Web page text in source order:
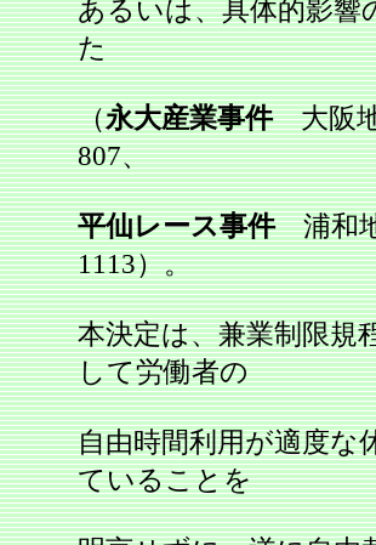
あるいは、具体的影響
た
（永大産業事件大阪地
807、
平仙レース事件浦和地
1113）。
本決定は、兼業制限規
して労働者の
自由時間利用が適度な
ていることを